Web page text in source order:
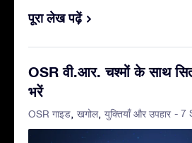
पूरा लेख पढ़ें
OSR वी.आर. चश्मों के साथ
भरें
OSR गाइड खगोल युक्तियाँ और उपहार - 7